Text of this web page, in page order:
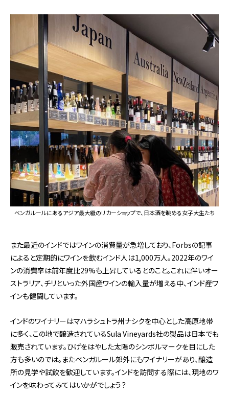
ベンガルールにあるアジア最大級のリカーショップで、日本酒を眺める女子大生たち
また最近のインドではワインの消費量が急増しており、Forbsの記事
によると定期的にワインを飲むインド人は1,000万人。2022年のワイ
ンの消費率は前年度比29%も上昇しているとのこと。これに伴いオー
ストラリア、チリといった外国産ワインの輸入量が増える中、インド産ワ
インも健闘しています。
インドのワイナリーはマハラシュトラ州ナシクを中心とした高原地帯
に多く、この地で醸造されているSula Vineyards社の製品は日本でも
販売されています。ひげをはやした太陽のシンボルマークを目にした
方も多いのでは。またベンガルール郊外にもワイナリーがあり、醸造
所の見学や試飲を歓迎しています。インドを訪問する際には、現地のワ
インを味わってみてはいかがでしょう？